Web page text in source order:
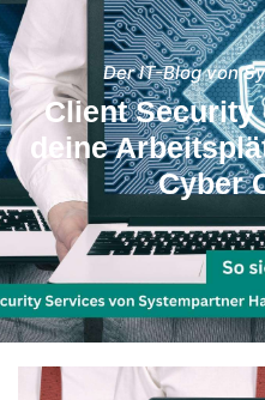
Der IT-Blog von
Client Security
deine
Cyber